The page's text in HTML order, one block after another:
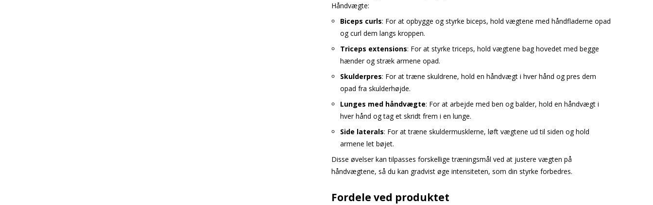
Håndvægte:
Biceps curls: For at opbygge og styrke biceps, hold vægtene med håndfladerne opad
og curl dem langs kroppen.
Triceps extensions: For at styrke triceps, hold vægtene bag hovedet med begge
hænder og stræk armene opad.
Skulderpres: For at træne skuldrene, hold en håndvægt i hver hånd og pres dem
opad fra skulderhøjde.
Lunges med håndvægte: For at arbejde med ben og balder, hold en håndvægt i
hver hånd og tag et skridt frem i en lunge.
Side laterals: For at træne skuldermusklerne, løft vægtene ud til siden og hold
armene let bøjet.
Disse øvelser kan tilpasses forskellige træningsmål ved at justere vægten på
håndvægtene, så du kan gradvist øge intensiteten, som din styrke forbedres.
Fordele ved produktet